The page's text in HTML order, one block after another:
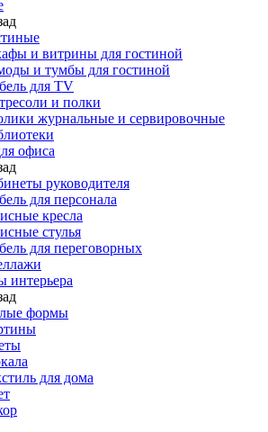
и витрины для гостиной
и тумбы для гостиной
для TV
и полки
журнальные и сервировочные
офиса
руководителя
для персонала
кресла
стулья
для переговорных
интерьера
формы
для дома